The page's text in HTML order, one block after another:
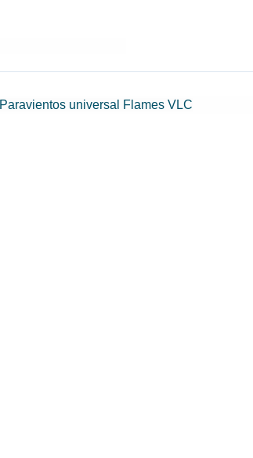
Paravientos universal Flames VLC